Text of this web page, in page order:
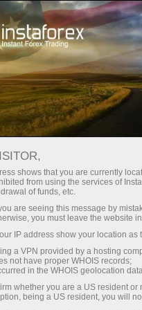
तुरंत खाता खोलना
नए लोगों के लिए
shows that you are currently
from using the services of
of funds, etc.
are seeing this message by
you must leave the website
IP address show your location as
a VPN provided by a hosting
not have proper WHOIS records;
in the WHOIS geolocation
whether you are a US resident
being a US resident, you will